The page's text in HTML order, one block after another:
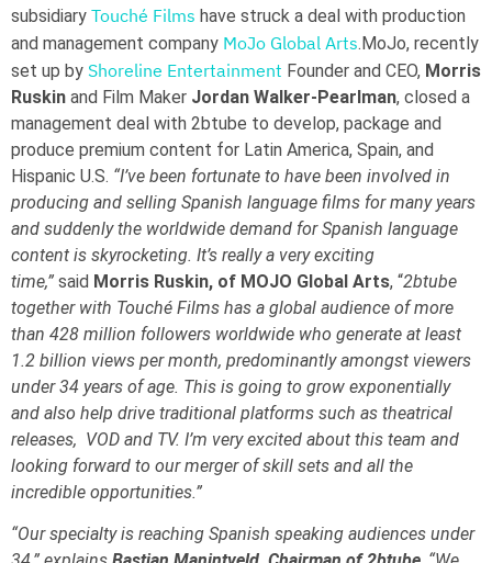
subsidiary Touché Films have struck a deal with production
and management company MoJo Global Arts.MoJo, recently
set up by Shoreline Entertainment Founder and CEO, Morris
Ruskin and Film Maker Jordan Walker-Pearlman, closed a
management deal with 2btube to develop, package and
produce premium content for Latin America, Spain, and
Hispanic U.S. “I’ve been fortunate to have been involved in
producing and selling Spanish language films for many years
and suddenly the worldwide demand for Spanish language
content is skyrocketing. It’s really a very exciting
time,” said Morris Ruskin, of MOJO Global Arts, “2btube
together with Touché Films has a global audience of more
than 428 million followers worldwide who generate at least
1.2 billion views per month, predominantly amongst viewers
under 34 years of age. This is going to grow exponentially
and also help drive traditional platforms such as theatrical
releases, VOD and TV. I’m very excited about this team and
looking forward to our merger of skill sets and all the
incredible opportunities.”
“Our specialty is reaching Spanish speaking audiences under